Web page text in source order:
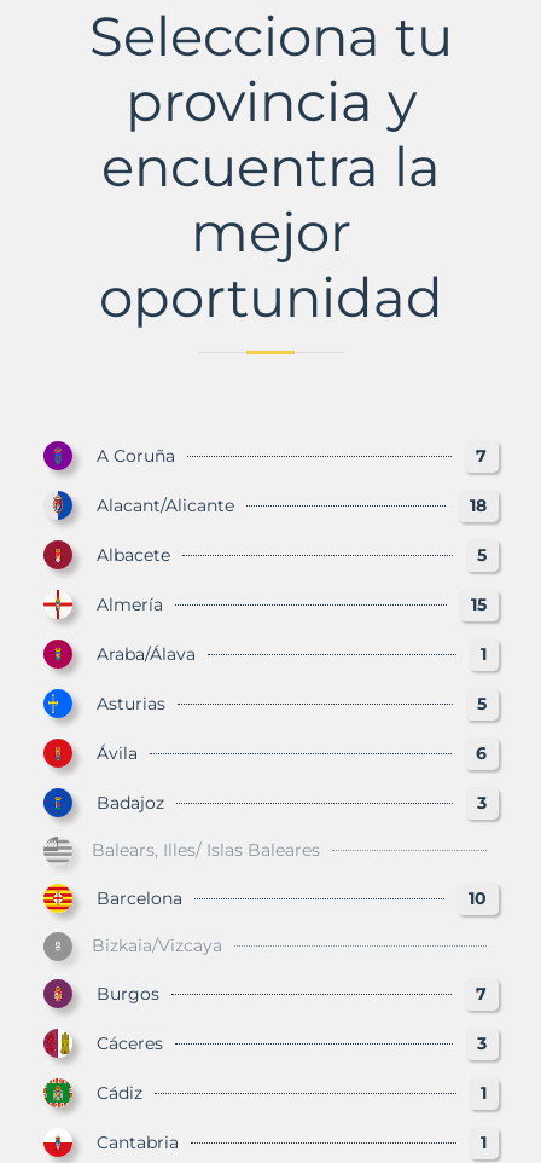
MurbalandsSelecciona tu
provincia y
encuentra la
mejor
oportunidad
A Coruña 7
Alacant/Alicante 18
Albacete 5
Almería 15
Araba/Álava 1
Asturias 5
Ávila 6
Badajoz 3
Balears, Illes/ Islas Baleares
Barcelona 10
Bizkaia/Vizcaya
Burgos 7
Cáceres 3
Cádiz 1
Cantabria 1